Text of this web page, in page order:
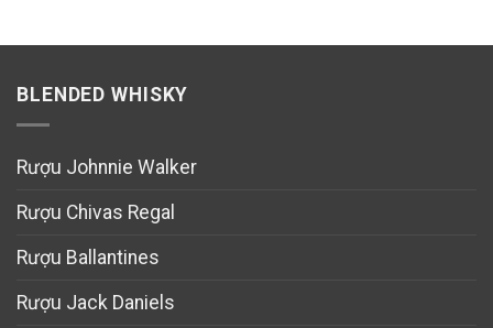
BLENDED WHISKY
Rượu Johnnie Walker
Rượu Chivas Regal
Rượu Ballantines
Rượu Jack Daniels